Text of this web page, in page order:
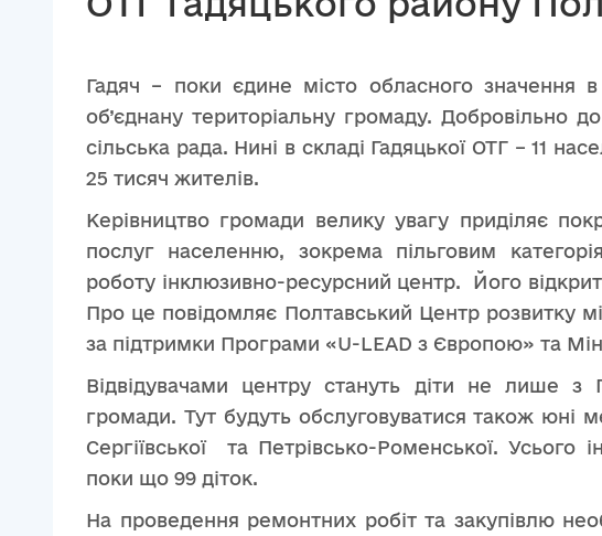
Гадяч – поки єдине місто обласного значення
об’єднану територіальну громаду. Добровільно
сільська рада. Нині в складі Гадяцької ОТГ – 11
25 тисяч жителів.
Керівництво громади велику увагу приділяє
послуг населенню, зокрема пільговим
роботу інклюзивно-ресурсний центр. Його
Про це повідомляє Полтавський Центр розвитку
за підтримки Програми «U-LEAD з Європою» та
Відвідувачами центру стануть діти не лише з
громади. Тут будуть обслуговуватися також юні
Сергіївської та Петрівсько-Роменської.
поки що 99 діток.
На проведення ремонтних робіт та закупівлю